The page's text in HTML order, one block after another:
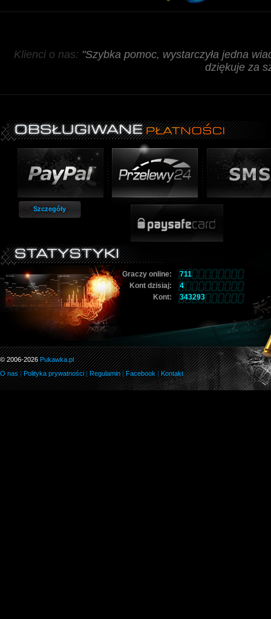
Klienci o nas: "Szybka pomoc, wystarczyła jedna
dziękuje za
Szczegóły
Graczy online:
711
Kont dzisiaj:
4
Kont:
343293
© 2006-2026Pukawka.pl
O nas|Polityka prywatności|Regulamin|Facebook | Kontakt